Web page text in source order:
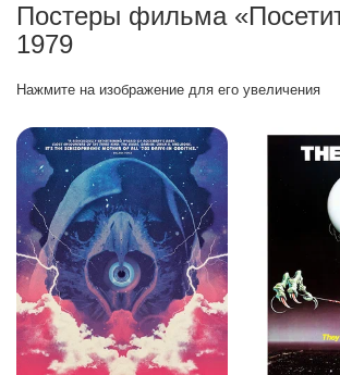
Постеры фильма
1979
Нажмите на изображение для его увеличения